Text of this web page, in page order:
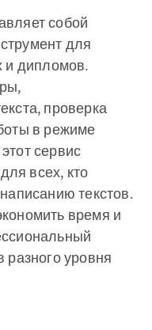
собой
для
и дипломов.
проверка
в режиме
сервис
всех, кто
текстов.
время и
разного уровня